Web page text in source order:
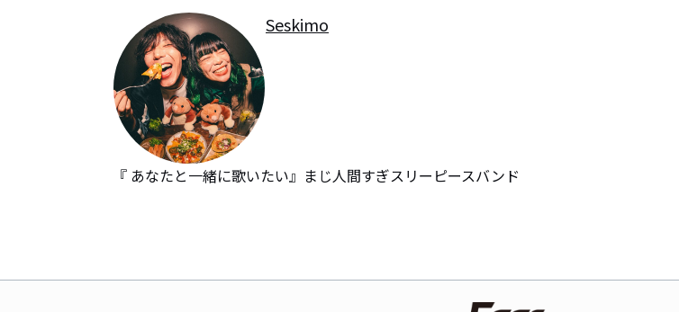
Seskimo
『 あなたと一緒に歌いたい』まじ人間すぎスリーピースバンド